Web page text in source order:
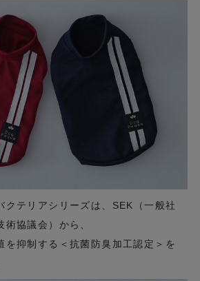
クテリアシリーズは、SEK（一般社
術協議会）から、
を抑制する＜抗菌防臭加工認定＞を